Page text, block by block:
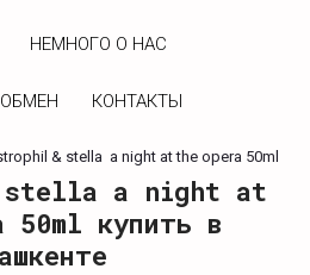
НЕМНОГО О НАС
КОНТАКТЫ
& stella  a night at the opera 50ml
stella a night at
50ml купить в